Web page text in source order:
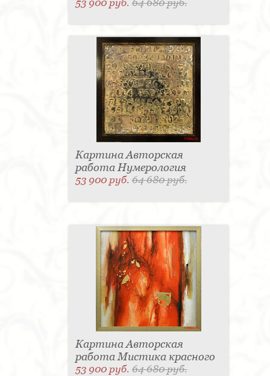
53 900 руб.64 680 руб.
Картина Авторская
работа Нумерология
53 900 руб.64 680 руб.
Картина Авторская
работа Мистика красного
53 900 руб.64 680 руб.